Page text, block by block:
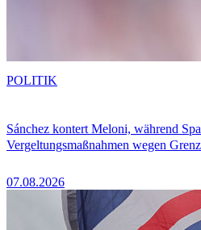
Sánchez kontert Meloni, während
Vergeltungsmaßnahmen wegen
07.08.2026
POLITIK